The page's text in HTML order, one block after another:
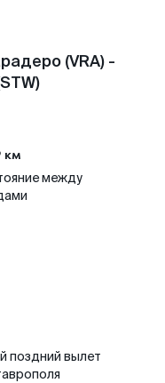
(VRA) -
км
между
поздний вылет